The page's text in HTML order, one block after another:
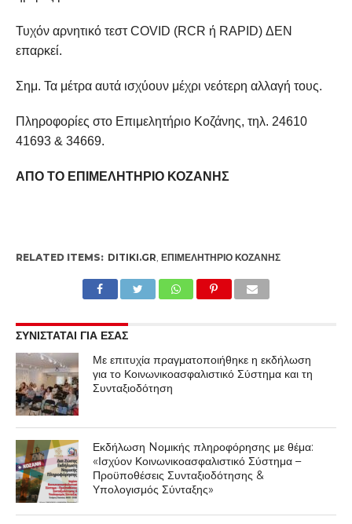
Τυχόν αρνητικό τεστ COVID (RCR ή RAPID) ΔΕΝ
επαρκεί.
Σημ. Τα μέτρα αυτά ισχύουν μέχρι νεότερη αλλαγή τους.
Πληροφορίες στο Επιμελητήριο Κοζάνης, τηλ. 24610
41693 & 34669.
ΑΠΟ ΤΟ ΕΠΙΜΕΛΗΤΗΡΙΟ ΚΟΖΑΝΗΣ
RELATED ITEMS: DITIKI.GR ΕΠΙΜΕΛΗΤΉΡΙΟ ΚΟΖΆΝΗΣ
ΣΥΝΙΣΤΑΤΑΙ ΓΙΑ ΕΣΑΣ
Με επιτυχία πραγματοποιήθηκε η εκδήλωση
για το Κοινωνικοασφαλιστικό Σύστημα και τη
Συνταξιοδότηση
Εκδήλωση Nομικής πληροφόρησης με θέμα:
«Ισχύον Κοινωνικοασφαλιστικό Σύστημα –
Προϋποθέσεις Συνταξιοδότησης &
Υπολογισμός Σύνταξης»